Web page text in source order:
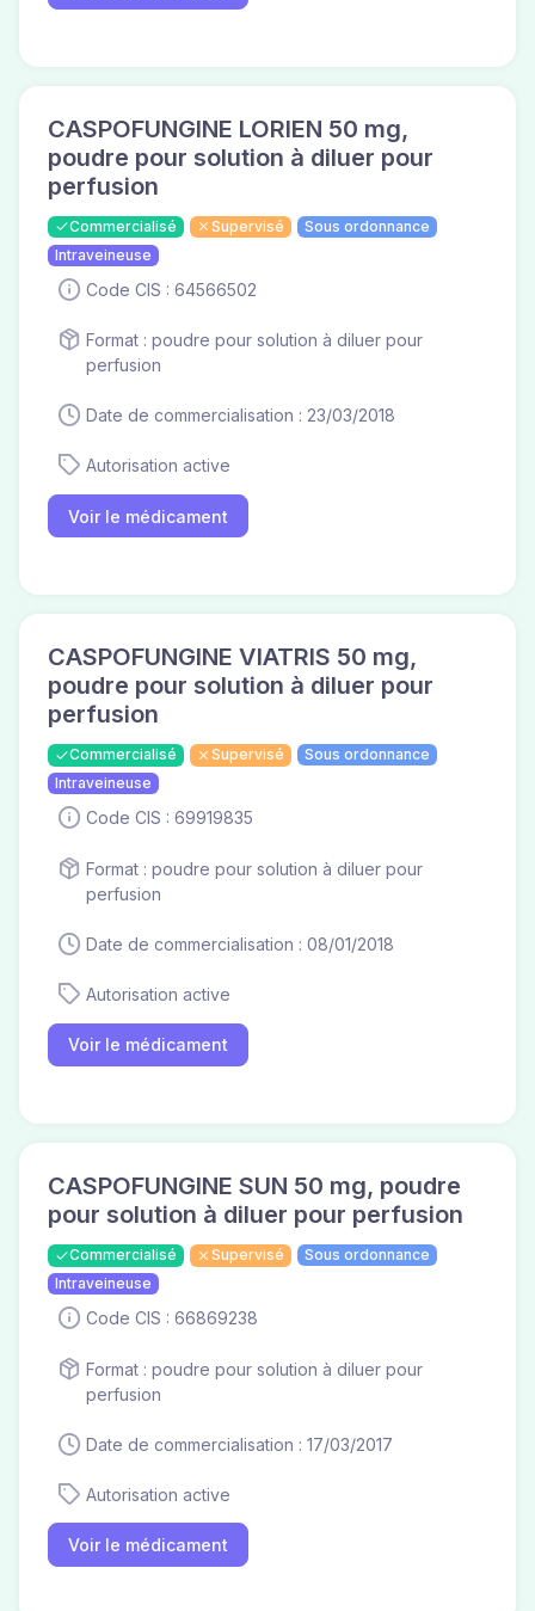
CASPOFUNGINE LORIEN 50 mg,
poudre pour solution à diluer pour
perfusion
Commercialisé Supervisé
Sous ordonnance
Intraveineuse
Code CIS : 64566502
Format : poudre pour solution à diluer pour
perfusion
Date de commercialisation : 23/03/2018
Autorisation active
Voir le médicament
CASPOFUNGINE VIATRIS 50 mg,
poudre pour solution à diluer pour
perfusion
Commercialisé Supervisé
Sous ordonnance
Intraveineuse
Code CIS : 69919835
Format : poudre pour solution à diluer pour
perfusion
Date de commercialisation : 08/01/2018
Autorisation active
Voir le médicament
CASPOFUNGINE SUN 50 mg, poudre
pour solution à diluer pour perfusion
Commercialisé Supervisé
Sous ordonnance
Intraveineuse
Code CIS : 66869238
Format : poudre pour solution à diluer pour
perfusion
Date de commercialisation : 17/03/2017
Autorisation active
Voir le médicament